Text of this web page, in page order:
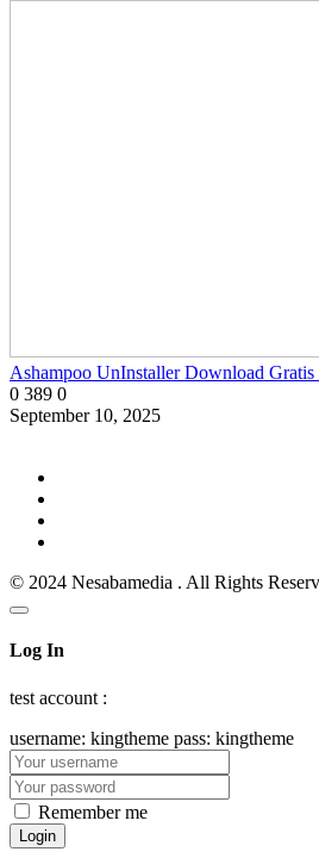
Ashampoo UnInstaller Download Gratis
0 389 0
September 10, 2025
© 2024 Nesabamedia . All Rights
Log In
test account :
username: kingtheme pass: kingtheme
Remember me